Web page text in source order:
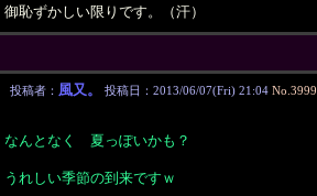
御恥ずかしい限りです。（汗）
投稿者： 風又。 投稿日：2013/06/07(Fri) 21:04 No.3999
なんとなく 夏っぽいかも？
うれしい季節の到来ですｗ